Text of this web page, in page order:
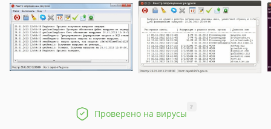
Проверено на вирусы
?